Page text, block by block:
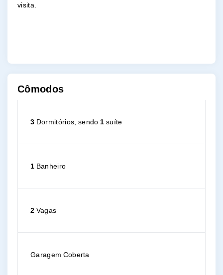
visita.
Cômodos
3 Dormitórios, sendo 1 suíte
1 Banheiro
2 Vagas
Garagem Coberta